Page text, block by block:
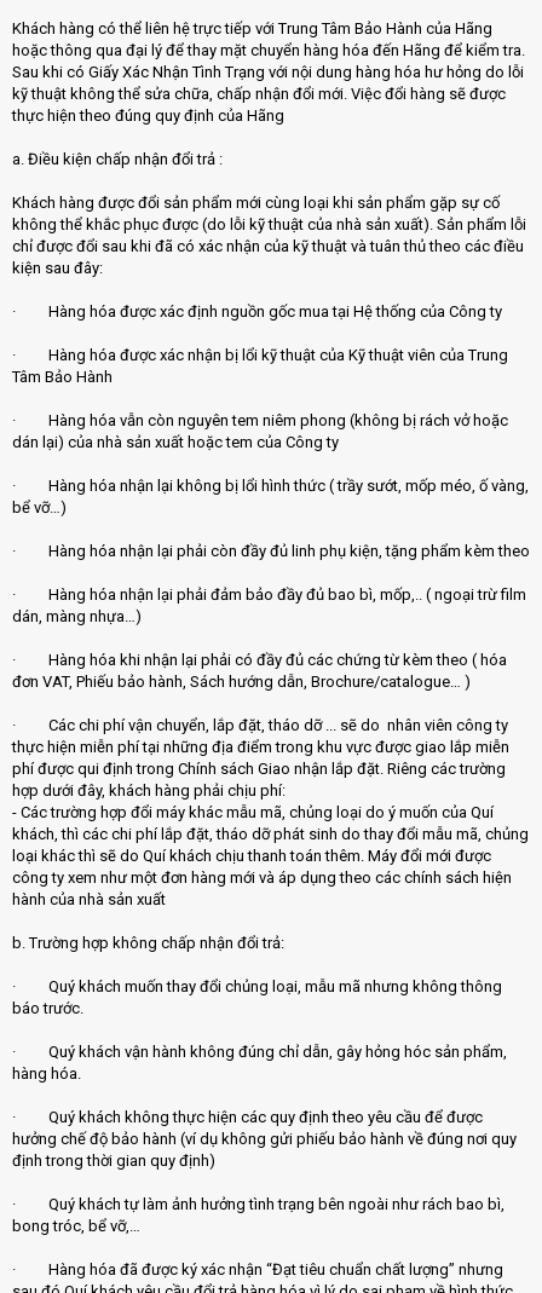
Khách hàng có thể liên hệ trực tiếp với Trung Tâm Bảo Hành của Hãng
hoặc thông qua đại lý để thay mặt chuyển hàng hóa đến Hãng để kiểm tra.
Sau khi có Giấy Xác Nhận Tình Trạng với nội dung hàng hóa hư hỏng do lỗi
kỹ thuật không thể sửa chữa, chấp nhận đổi mới. Việc đổi hàng sẽ được
thực hiện theo đúng quy định của Hãng
a. Điều kiện chấp nhận đổi trả :
Khách hàng được đổi sản phẩm mới cùng loại khi sản phẩm gặp sự cố
không thể khắc phục được (do lỗi kỹ thuật của nhà sản xuất). Sản phẩm lỗi
chỉ được đổi sau khi đã có xác nhận của kỹ thuật và tuân thủ theo các điều
kiện sau đây:
· Hàng hóa được xác định nguồn gốc mua tại Hệ thống của Công ty
· Hàng hóa được xác nhận bị lổi kỹ thuật của Kỹ thuật viên của Trung
Tâm Bảo Hành
· Hàng hóa vẫn còn nguyên tem niêm phong (không bị rách vở hoặc
dán lại) của nhà sản xuất hoặc tem của Công ty
· Hàng hóa nhận lại không bị lổi hình thức ( trầy sướt, mốp méo, ố vàng,
bể vỡ…)
· Hàng hóa nhận lại phải còn đầy đủ linh phụ kiện, tặng phẩm kèm theo
· Hàng hóa nhận lại phải đảm bảo đầy đủ bao bì, mốp,.. ( ngoại trừ film
dán, màng nhựa…)
· Hàng hóa khi nhận lại phải có đầy đủ các chứng từ kèm theo ( hóa
đơn VAT, Phiếu bảo hành, Sách hướng dẫn, Brochure/catalogue… )
· Các chi phí vận chuyển, lắp đặt, tháo dỡ ... sẽ do nhân viên công ty
thực hiện miễn phí tại những địa điểm trong khu vực được giao lắp miễn
phí được qui định trong Chính sách Giao nhận lắp đặt. Riêng các trường
hợp dưới đây, khách hàng phải chịu phí:
- Các trường hợp đổi máy khác mẫu mã, chủng loại do ý muốn của Quí
khách, thì các chi phí lắp đặt, tháo dỡ phát sinh do thay đổi mẫu mã, chủng
loại khác thì sẽ do Quí khách chịu thanh toán thêm. Máy đổi mới được
công ty xem như một đơn hàng mới và áp dụng theo các chính sách hiện
hành của nhà sản xuất
b. Trường hợp không chấp nhận đổi trả:
· Quý khách muốn thay đổi chủng loại, mẫu mã nhưng không thông
báo trước.
· Quý khách vận hành không đúng chỉ dẫn, gây hỏng hóc sản phẩm,
hàng hóa.
· Quý khách không thực hiện các quy định theo yêu cầu để được
hưởng chế độ bảo hành (ví dụ không gửi phiếu bảo hành về đúng nơi quy
định trong thời gian quy định)
· Quý khách tự làm ảnh hưởng tình trạng bên ngoài như rách bao bì,
bong tróc, bể vỡ,…
· Hàng hóa đã được ký xác nhận “Đạt tiêu chuẩn chất lượng” nhưng